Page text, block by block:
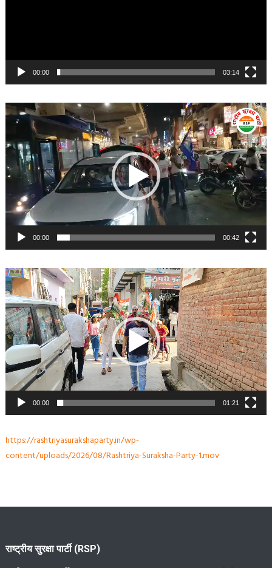
00:00 03:14
Video
Player
00:00 00:42
Video
Player
00:00 01:21
https://rashtriyasurakshaparty.in/wp-
content/uploads/2026/08/Rashtriya-Suraksha-Party-1.mov
राष्ट्रीय सुरक्षा पार्टी (RSP)